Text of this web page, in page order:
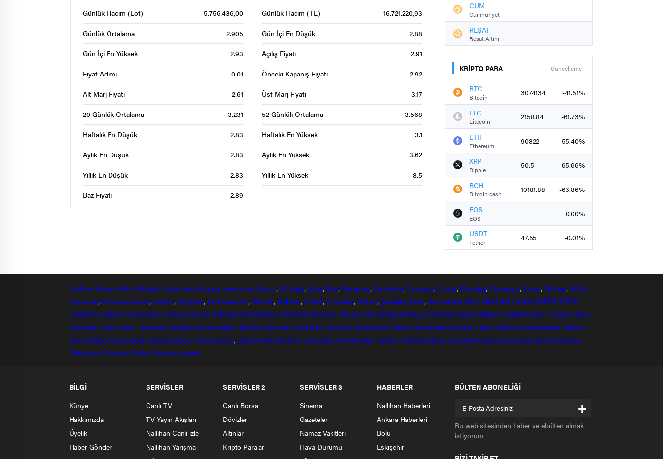
Günlük Hacim (Lot) 5.756.436,00 Günlük Hacim (TL) 16.721.220,93
Günlük Ortalama 2.905 Gün İçi En Düşük 2.88
Gün İçi En Yüksek 2.93 Açılış Fiyatı 2.91
Fiyat Adımı 0.01 Önceki Kapanış Fiyatı 2.92
Alt Marj Fiyatı 2.61 Üst Marj Fiyatı 3.17
20 Günlük Ortalama 3.231 52 Günlük Ortalama 3.568
Haftalık En Düşük 2.83 Haftalık En Yüksek 3.1
Aylık En Düşük 2.83 Aylık En Yüksek 3.62
Yıllık En Düşük 2.83 Yıllık En Yüksek 8.5
Baz Fiyatı 2.89
CUM
Cumhuriyet
REŞAT
Reşat Altını
KRİPTO PARA Güncelleme :
BTC
Bitcoin 3074134 -41.51%
LTC
Litecoin 2158.84 -61.73%
ETH
Ethereum 90822 -55.40%
XRP
Ripple 50.5 -65.66%
BCH
Bitcoin cash 10181.88 -63.86%
EOS
EOS 0.00%
USDT
Tether 47.55 -0.01%
Nallıhan Ankara Bolu Eskişehir haber sitesi Ankarahabersitesi Akyurt,Altındağ,Ayaş, Balâ, Beypazarı, Çamlıdere, Çankaya, Çubuk, Elmadağ, Etimesgut, Evren, Gölbaşı, Güdül,
Haymana, Kahramankazan, Kalecik, Keçiören, Kızılcahamam, Mamak, Nallıhan, Polatlı, Pursaklar, Sincan, Şereflikoçhisar,Yenimahalle NALLIHAN NALLIHAN HABER SİTESİ
ANKARA HABER SİTESİ BOLU HABER SİTESİ ANKARA SONDAKİKA ANKARA MASASI NALLIHAN GÜNDEM NALLIHANHASHABER Nallihan nallihanhasber Ankara Haber
Karaman Haber sitesi
Karaman Gündem Karamandan Haberler Karaman Sondakika Larende Karaman24 Ankara Ankarahaber Beyparı Haber Nallıhan Nalıhanhaber Memur
Memurhaber Kamuhaber Kamudanhaber imaret asayiş, uyanış haberkaraman Ermenek Ermenekhaber Ayrancı Kazımkarabekir Sarıveliler Başyayla Karaman Basın Karaman
Televizyon Karaman Radyo Karaman gazete
BİLGİ
Künye
Hakkımızda
Üyelik
Haber Gönder
SERVİSLER
Canlı TV
TV Yayın Akışları
Nallıhan Canlı izle
Nallıhan Yarışma
SERVİSLER 2
Canlı Borsa
Dövizler
Altınlar
Kripto Paralar
SERVİSLER 3
Sinema
Gazeteler
Namaz Vakitleri
Hava Durumu
HABERLER
Nallıhan Haberleri
Ankara Haberleri
Bolu
Eskişehir
BÜLTEN ABONELİĞİ
+
Bu web sitesinden haber ve ebülten almak
istiyorum